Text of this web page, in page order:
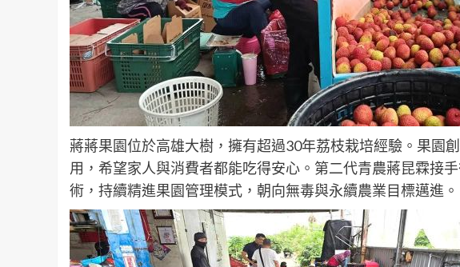
蔣蔣果園位於高雄大樹，擁有超過30年荔枝栽培經驗。果園
用，希望家人與消費者都能吃得安心。第二代青農蔣昆霖接
術，持續精進果園管理模式，朝向無毒與永續農業目標邁進。